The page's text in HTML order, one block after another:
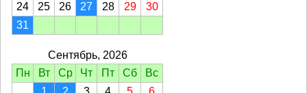
24
25 26 27 28 29
30
31
Сентябрь, 2026
Пн
Вт Ср Чт Пт Сб
Вс